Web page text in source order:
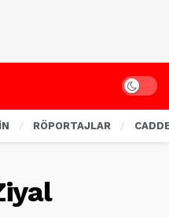
Dark
RÖPORTAJLAR